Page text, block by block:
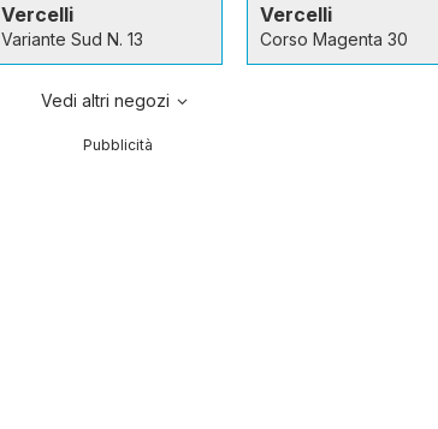
Vercelli
Variante Sud N. 13
Vercelli
Corso Magenta 30
Vedi altri negozi
Pubblicità